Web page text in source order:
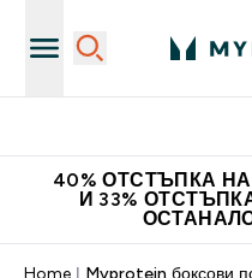
40% ОТСТЪПКА
И 33%
ОСТАНАЛО
Home Myprotein боксови